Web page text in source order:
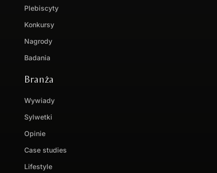
Plebiscyty
Konkursy
Nagrody
Badania
Branża
Wywiady
Sylwetki
Opinie
Case studies
Lifestyle